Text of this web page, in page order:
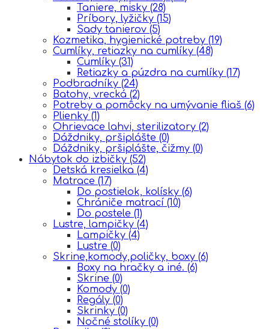
Taniere, misky (28)
Príbory, lyžičky (15)
Sady tanierov (5)
Kozmetika, hygienické potreby (19)
Cumlíky, retiazky na cumlíky (48)
Cumlíky (31)
Retiazky a púzdra na cumlíky (17)
Podbradníky (24)
Batohy, vrecká (2)
Potreby a pomôcky na umývanie fliaš (6)
Plienky (1)
Ohrievace lahvi, sterilizatory (2)
Dáždniky, pršiplášte (0)
Dáždniky, pršiplášte, čižmy (0)
Nábytok do izbičky (52)
Detská kresielka (4)
Matrace (17)
Do postielok, kolísky (6)
Chrániče matrací (10)
Do postele (1)
Lustre, lampičky (4)
Lampičky (4)
Lustre (0)
Skrine,komody,poličky, boxy (6)
Boxy na hračky a iné. (6)
Skrine (0)
Komody (0)
Regály (0)
Skrinky (0)
Nočné stolíky (0)